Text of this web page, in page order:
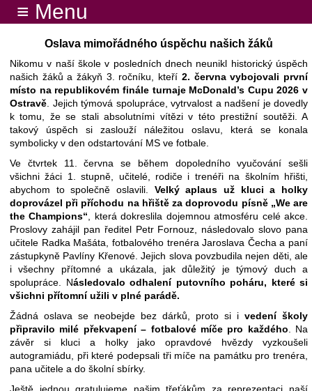
≡ Menu
Oslava mimořádného úspěchu našich žáků
Nikomu v naší škole v posledních dnech neunikl historický úspěch
našich žáků a žákyň 3. ročníku, kteří 2. června vybojovali první
místo na republikovém finále turnaje McDonald’s Cupu 2026 v
Ostravě . Jejich týmová spolupráce, vytrvalost a nadšení je dovedly
k tomu, že se stali absolutními vítězi v této prestižní soutěži. A
takový úspěch si zaslouží náležitou oslavu, která se konala
symbolicky v den odstartování MS ve fotbale.
Ve čtvrtek 11. června se během dopoledního vyučování sešli
všichni žáci 1. stupně, učitelé, rodiče i trenéři na školním hřišti,
abychom to společně oslavili. Velký aplaus už kluci a holky
doprovázel při příchodu na hřiště za doprovodu písně „We are
the Champions“ , která dokreslila dojemnou atmosféru celé akce.
Proslovy zahájil pan ředitel Petr Fornouz, následovalo slovo pana
učitele Radka Mašáta, fotbalového trenéra Jaroslava Čecha a paní
zástupkyně Pavlíny Křenové. Jejich slova povzbudila nejen děti, ale
i všechny přítomné a ukázala, jak důležitý je týmový duch a
spolupráce. Následovalo odhalení putovního poháru, které si
všichni přítomní užili v plné parádě.
Žádná oslava se neobejde bez dárků, proto si i vedení školy
připravilo milé překvapení – fotbalové míče pro každého . Na
závěr si kluci a holky jako opravdové hvězdy vyzkoušeli
autogramiádu, při které podepsali tři míče na památku pro trenéra,
pana učitele a do školní sbírky.